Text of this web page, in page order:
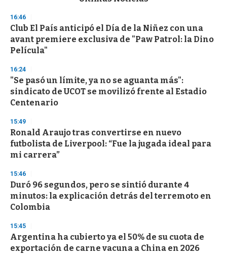
d
s
o
f
3
s
e
o
n
16:46
Club El País anticipó el Día de la Niñez con una
avant premiere exclusiva de "Paw Patrol: la Dino
Película"
16:24
"Se pasó un límite, ya no se aguanta más":
sindicato de UCOT se movilizó frente al Estadio
Centenario
15:49
Ronald Araujo tras convertirse en nuevo
futbolista de Liverpool: “Fue la jugada ideal para
mi carrera”
15:46
Duró 96 segundos, pero se sintió durante 4
minutos: la explicación detrás del terremoto en
Colombia
15:45
Argentina ha cubierto ya el 50% de su cuota de
exportación de carne vacuna a China en 2026